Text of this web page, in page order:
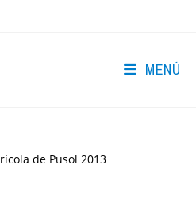
MENÚ
de Pusol 2013